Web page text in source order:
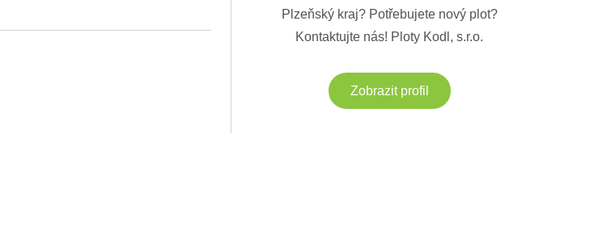
Plzeňský kraj? Potřebujete nový plot?
Kontaktujte nás! Ploty Kodl, s.r.o.
Zobrazit profil